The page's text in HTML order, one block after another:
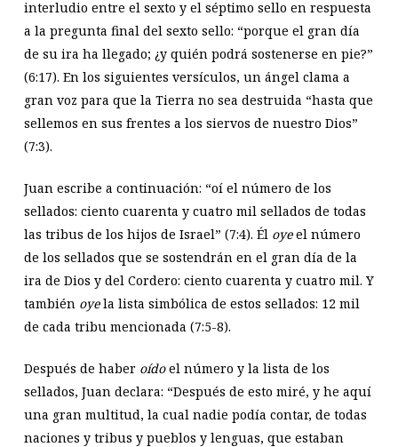
interludio entre el sexto y el séptimo sello en respuesta
a la pregunta final del sexto sello: “porque el gran día
de su ira ha llegado; ¿y quién podrá sostenerse en pie?”
(6:17). En los siguientes versículos, un ángel clama a
gran voz para que la Tierra no sea destruida “hasta que
sellemos en sus frentes a los siervos de nuestro Dios”
(7:3).
Juan escribe a continuación: “oí el número de los
sellados: ciento cuarenta y cuatro mil sellados de todas
las tribus de los hijos de Israel” (7:4). Él oyeel número
de los sellados que se sostendrán en el gran día de la
ira de Dios y del Cordero: ciento cuarenta y cuatro mil. Y
también oyela lista simbólica de estos sellados: 12 mil
de cada tribu mencionada (7:5-8).
Después de haber oídoel número y la lista de los
sellados, Juan declara: “Después de esto miré, y he aquí
una gran multitud, la cual nadie podía contar, de todas
naciones y tribus y pueblos y lenguas, que estaban